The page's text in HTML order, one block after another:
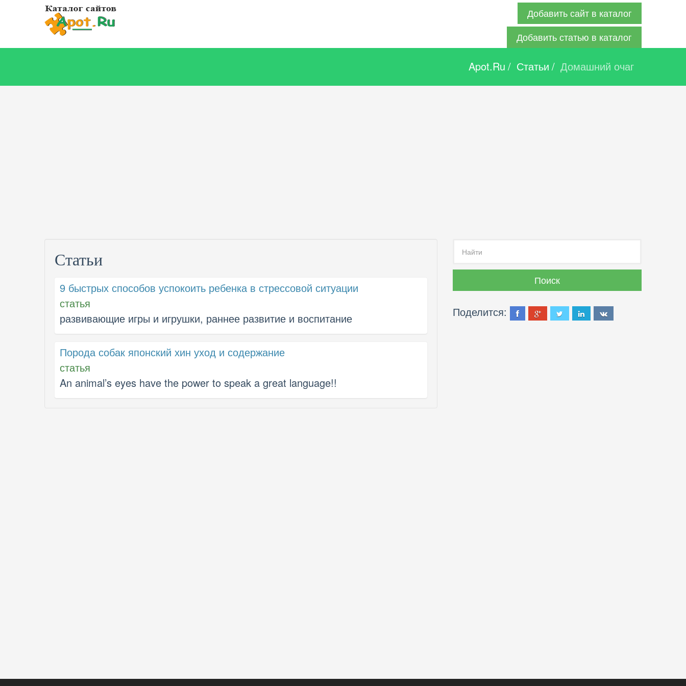
Добавить сайт в каталог
Добавить статью в каталог
Apot.Ru / Статьи / Домашний очаг
Статьи
9 быстрых способов успокоить ребенка в стрессовой ситуации
статья
развивающие игры и игрушки, раннее развитие и воспитание
Порода собак японский хин уход и содержание
статья
An animal’s eyes have the power to speak a great language!!
Поделится: